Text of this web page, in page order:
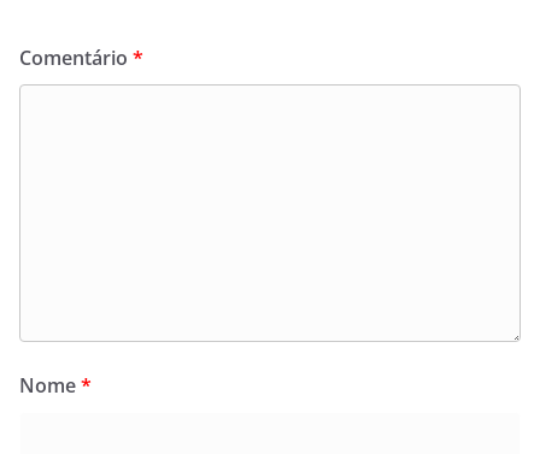
Comentário *
Nome*